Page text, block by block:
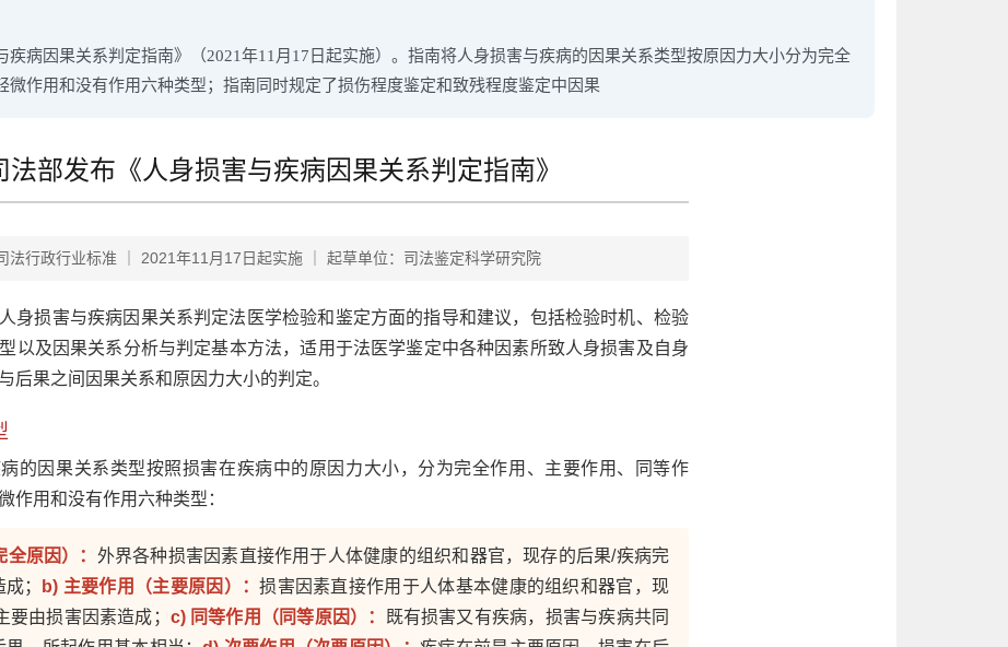
病因果关系判定指南》（2021年11月17日起实施）。指南将人身损害与疾病的因果关系类型按原因力大小分为完全
作用和没有作用六种类型；指南同时规定了损伤程度鉴定和致残程度鉴定中因果
法部发布《人身损害与疾病因果关系判定指南》
法行政行业标准 ｜ 2021年11月17日起实施 ｜ 起草单位：司法鉴定科学研究院
身损害与疾病因果关系判定法医学检验和鉴定方面的指导和建议，包括检验时机、检验
以及因果关系分析与判定基本方法，适用于法医学鉴定中各种因素所致人身损害及自身
后果之间因果关系和原因力大小的判定。
的因果关系类型按照损害在疾病中的原因力大小，分为完全作用、主要作用、同等作
作用和没有作用六种类型：
原因）： 外界各种损害因素直接作用于人体健康的组织和器官，现存的后果/疾病完
；
b) 主要作用（主要原因）：损害因素直接作用于人体基本健康的组织和器官，现
要由损害因素造成； c) 同等作用（同等原因）： 既有损害又有疾病，损害与疾病共同